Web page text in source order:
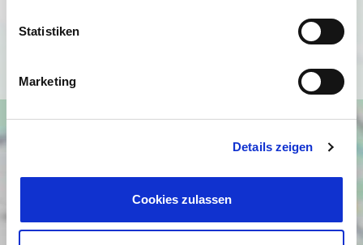
Statistiken
Marketing
Details zeigen
Cookies zulassen